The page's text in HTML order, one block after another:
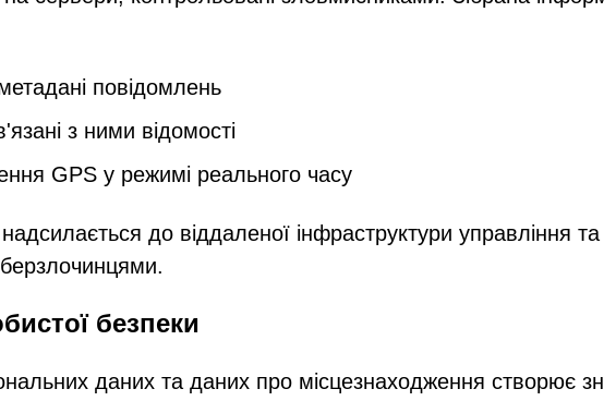
повідомлень
з ними відомості
GPS у режимі реального часу
до віддаленої інфраструктури управління та
безпеки
даних та даних про місцезнаходження створює